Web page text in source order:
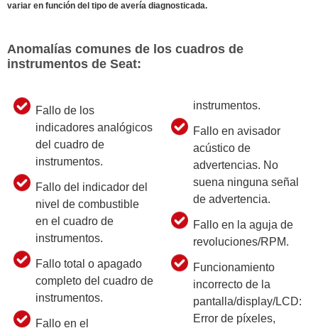
variar en función del tipo de avería diagnosticada.
Anomalías comunes de los cuadros de
instrumentos de Seat:
Fallo de los
indicadores analógicos
del cuadro de
instrumentos.
Fallo del indicador del
nivel de combustible
en el cuadro de
instrumentos.
Fallo total o apagado
completo del cuadro de
instrumentos.
Fallo en el
instrumentos.
Fallo en avisador
acústico de
advertencias. No
suena ninguna señal
de advertencia.
Fallo en la aguja de
revoluciones/RPM.
Funcionamiento
incorrecto de la
pantalla/display/LCD:
Error de píxeles,